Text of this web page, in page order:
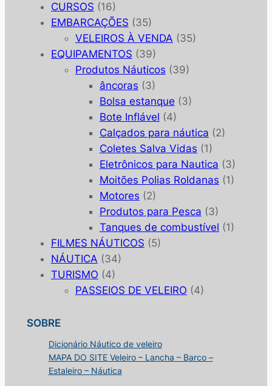
CURSOS (16)
EMBARCAÇÕES (35)
VELEIROS À VENDA (35)
EQUIPAMENTOS (39)
Produtos Náuticos (39)
âncoras (3)
Bolsa estanque (3)
Bote Inflável (4)
Calçados para náutica (2)
Coletes Salva Vidas (1)
Eletrônicos para Nautica (3)
Moitões Polias Roldanas (1)
Motores (2)
Produtos para Pesca (3)
Tanques de combustível (1)
FILMES NÁUTICOS (5)
NÁUTICA (34)
TURISMO (4)
PASSEIOS DE VELEIRO (4)
SOBRE
Dicionário Náutico de veleiro
MAPA DO SITE Veleiro – Lancha – Barco –
Estaleiro – Náutica